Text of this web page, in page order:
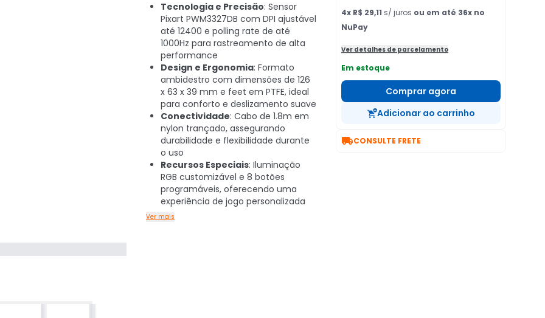
Tecnologia e Precisão: Sensor
Pixart PWM3327DB com DPI ajustável
até 12400 e polling rate de até
1000Hz para rastreamento de alta
performance
Design e Ergonomia: Formato
ambidestro com dimensões de 126
x 63 x 39 mm e feet em PTFE, ideal
para conforto e deslizamento suave
Conectividade: Cabo de 1.8m em
nylon trançado, assegurando
durabilidade e flexibilidade durante
o uso
Recursos Especiais: Iluminação
RGB customizável e 8 botões
programáveis, oferecendo uma
experiência de jogo personalizada
Ver mais
4x R$ 29,11 s/ juros ou em até 36x no
NuPay
Ver detalhes de parcelamento
Em estoque
Comprar agora
Adicionar ao carrinho
CONSULTE FRETE